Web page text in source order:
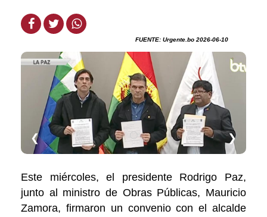
FUENTE: Urgente.bo 2026-06-10
❮ ❯
Este miércoles, el presidente Rodrigo Paz,
junto al ministro de Obras Públicas, Mauricio
Zamora, firmaron un convenio con el alcalde